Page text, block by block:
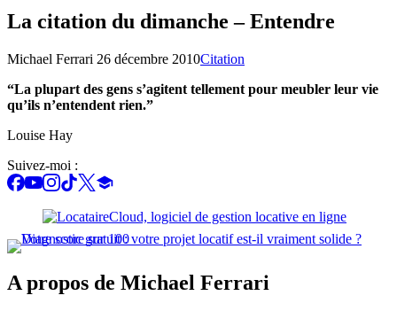
La citation du dimanche – Entendre
Michael Ferrari 26 décembre 2010Citation
“La plupart des gens s’agitent tellement pour meubler leur vie
qu’ils n’entendent rien.”
Louise Hay
Suivez-moi :
A propos de Michael Ferrari